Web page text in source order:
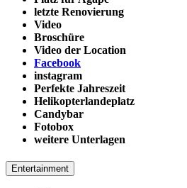
letzte Renovierung
Video
Broschüre
Video der Location
Facebook
instagram
Perfekte Jahreszeit
Helikopterlandeplatz
Candybar
Fotobox
weitere Unterlagen
Entertainment